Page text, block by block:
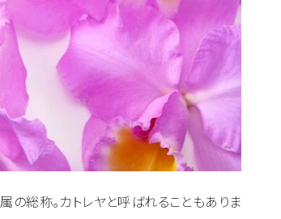
の総称。カトレヤと呼ばれることもありま